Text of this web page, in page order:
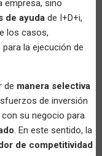
empresa, sino
de ayuda de I+D+i,
los casos,
la ejecución de
de manera selectiva
de inversión
su negocio para
. En este sentido, la
de competitividad